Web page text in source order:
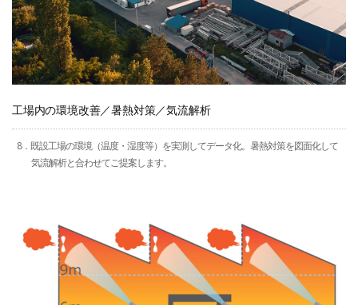
工場内の環境改善／暑熱対策／気流解析
8．既設工場の環境（温度・湿度等）を実測してデータ化。暑熱対策を図面化して
気流解析と合わせてご提案します。